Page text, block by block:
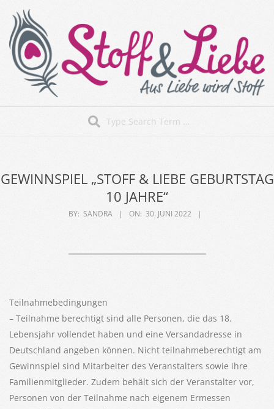
content
Stoff&Liebe
Menu
GEWINNSPIEL „STOFF & LIEBE GEBURTSTAG
10 JAHRE“
BY: SANDRA ON: 30. JUNI 2022
Teilnahmebedingungen
– Teilnahme berechtigt sind alle Personen, die das 18.
Lebensjahr vollendet haben und eine Versandadresse in
Deutschland angeben können. Nicht teilnahmeberechtigt am
Gewinnspiel sind Mitarbeiter des Veranstalters sowie ihre
Familienmitglieder. Zudem behält sich der Veranstalter vor,
Personen von der Teilnahme nach eigenem Ermessen